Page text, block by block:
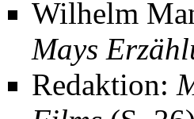
Wilhelm
Mays
Redaktion: